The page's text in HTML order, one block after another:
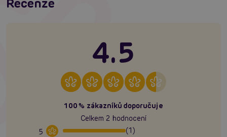
Recenze
4.5
100% zákazníků doporučuje
Celkem 2 hodnocení
5
(1)